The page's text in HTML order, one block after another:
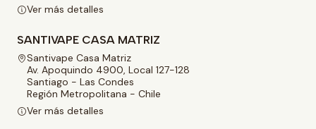
Ver más detalles
SANTIVAPE CASA MATRIZ
Santivape Casa Matriz
Av. Apoquindo 4900, Local 127-128
Santiago - Las Condes
Región Metropolitana - Chile
Ver más detalles